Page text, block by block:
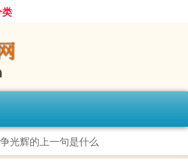
光辉的上一句是什么